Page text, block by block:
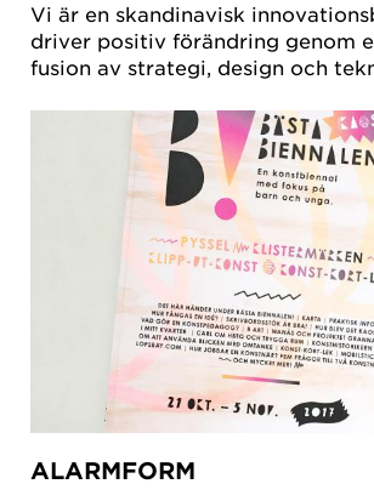
Vi är en skandinavisk
driver positiv förändring genom
fusion av strategi, design och
ALARMFORM